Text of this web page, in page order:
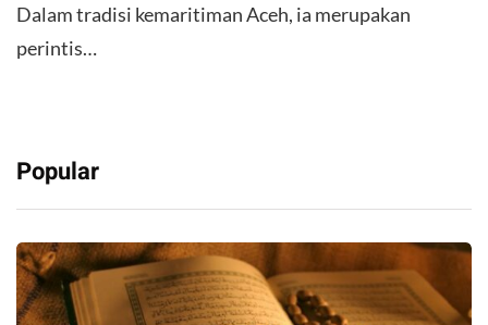
Dalam tradisi kemaritiman Aceh, ia merupakan
perintis…
Popular